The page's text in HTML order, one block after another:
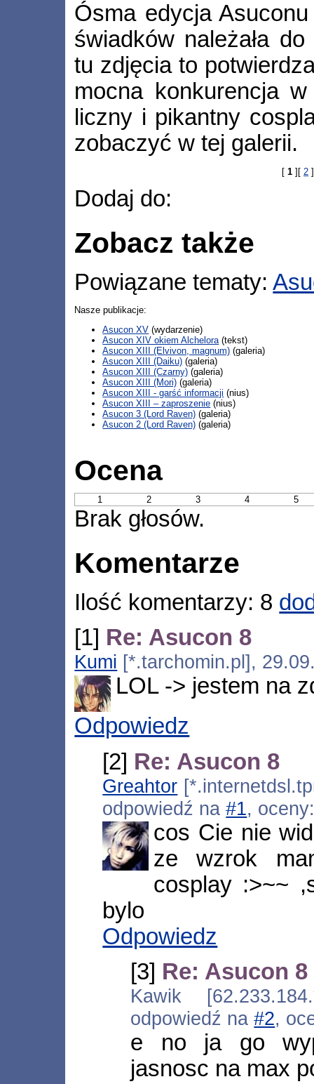
Ósma edycja
świadków należała
tu zdjęcia to
mocna konkurencja
liczny i pikantny
zobaczyć w tej galerii.
[ 1 ][ 2
Dodaj do:
Zobacz także
Powiązane tematy:
Nasze publikacje:
Asucon XV (wydarzenie)
Asucon XIV okiem Alchelora(tekst)
Asucon XIII (Elvivon, magnum) (galeria)
Asucon XIII (Daiku) (galeria)
Asucon XIII (Czarny) (galeria)
Asucon XIII (Mori) (galeria)
Asucon XIII - garść informacji (nius)
Asucon XIII – zaproszenie (nius)
Asucon 3 (Lord Raven) (galeria)
Asucon 2 (Lord Raven) (galeria)
Ocena
1 2 3 4 5
Brak głosów.
Komentarze
Ilość komentarzy: 8
[1] Re: Asucon 8
Kumi [*.tarchomin.pl],
LOL -> jestem na
Odpowiedz
[2] Re: Asucon 8
Greahtor
odpowiedź na#1,
cos Cie nie
ze wzrok
cosplay :>~~
bylo
Odpowiedz
[3] Re: Asucon 8
Kawik
odpowiedź na#2,
e no ja go
jasnosc na max